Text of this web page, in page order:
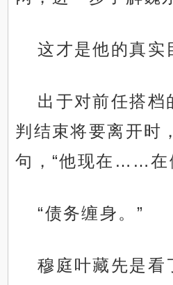
这才是他的真实
出于对前任搭档
判结束将要离开时
句，“他现在……在
“债务缠身。”
穆庭叶藏先是看